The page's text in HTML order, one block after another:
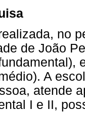
no
de João
A
atende
I e II,